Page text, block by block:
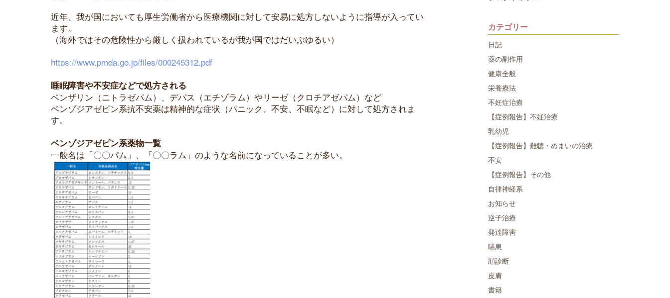
近年、我が国においても厚生労働省から医療機関に対して安易に処方しないように指導が入ってい
ます。
（海外ではその危険性から厳しく扱われているが我が国ではだいぶゆるい）
https://www.pmda.go.jp/files/000245312.pdf
睡眠障害や不安症などで処方される
ベンザリン（ニトラゼパム）、デパス（エチゾラム）やリーゼ（クロチアゼパム）など
ベンゾジアゼピン系抗不安薬は精神的な症状（パニック、不安、不眠など）に対して処方されま
す。
ベンゾジアゼピン系薬物一覧
一般名は「〇〇パム」、「〇〇ラム」のような名前になっていることが多い。
カテゴリー
日記
薬の副作用
健康全般
栄養療法
不妊症治療
【症例報告】不妊治療
乳幼児
【症例報告】難聴・めまいの治療
不安
【症例報告】その他
自律神経系
お知らせ
逆子治療
発達障害
喘息
顔診断
皮膚
書籍